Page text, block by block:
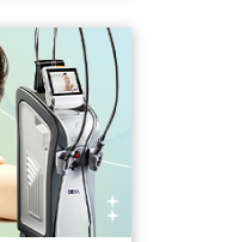
힐러 2cc +
힐러 2cc +